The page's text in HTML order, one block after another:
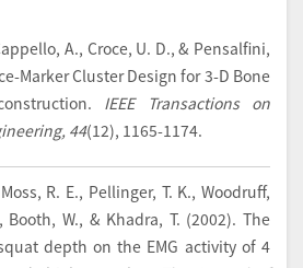
A., Croce, U. D., & Pensalfini,
Marker Cluster Design for 3-D Bone
IEEE Transactions on
44(12), 1165-1174.
R. E., Pellinger, T. K., Woodruff,
Booth, W., & Khadra, T. (2002). The
depth on the EMG activity of 4